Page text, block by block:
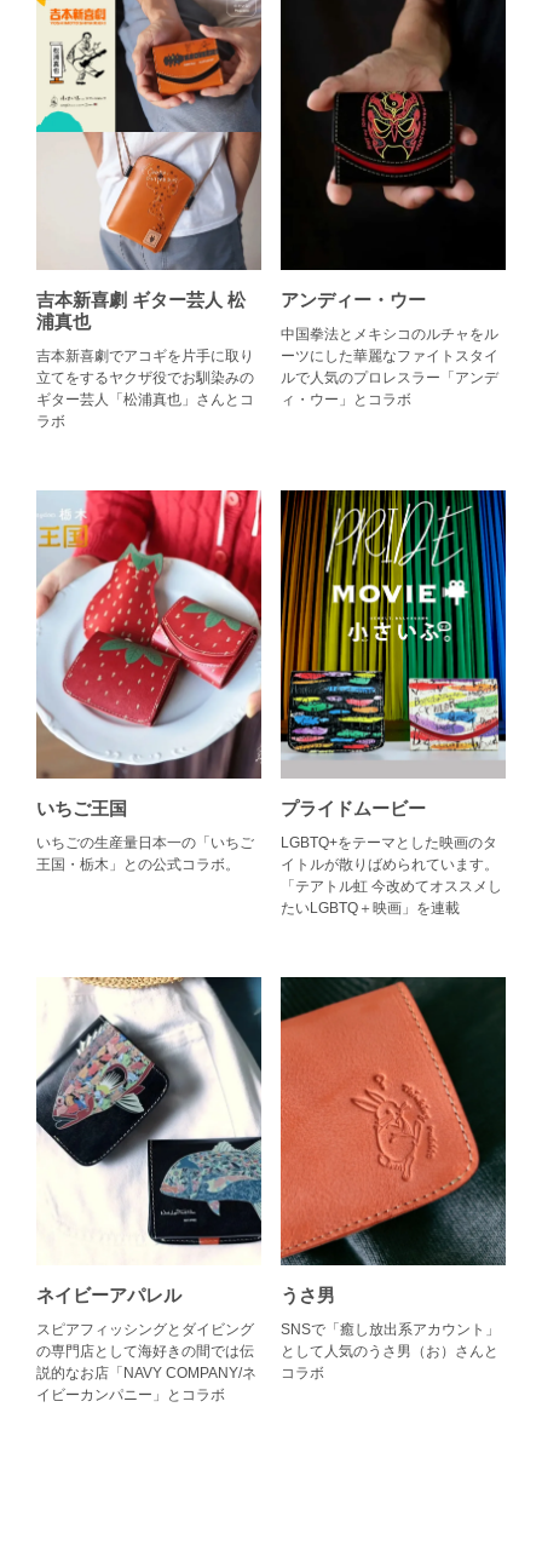
吉本新喜劇 ギター芸人 松
浦真也
吉本新喜劇でアコギを片手に取り
立てをするヤクザ役でお馴染みの
ギター芸人「松浦真也」さんとコ
ラボ
アンディー・ウー
中国拳法とメキシコのルチャをル
ーツにした華麗なファイトスタイ
ルで人気のプロレスラー「アンデ
ィ・ウー」とコラボ
いちご王国
いちごの生産量日本一の「いちご
王国・栃木」との公式コラボ。
プライドムービー
LGBTQ+をテーマとした映画のタ
イトルが散りばめられています。
「テアトル虹 今改めてオススメし
たいLGBTQ＋映画」を連載
ネイビーアパレル
スピアフィッシングとダイビング
の専門店として海好きの間では伝
説的なお店「NAVY COMPANY/ネ
イビーカンパニー」とコラボ
うさ男
SNSで「癒し放出系アカウント」
として人気のうさ男（お）さんと
コラボ